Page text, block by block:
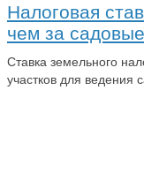
Налоговая
чем за
Ставка земельного
участков для ведения